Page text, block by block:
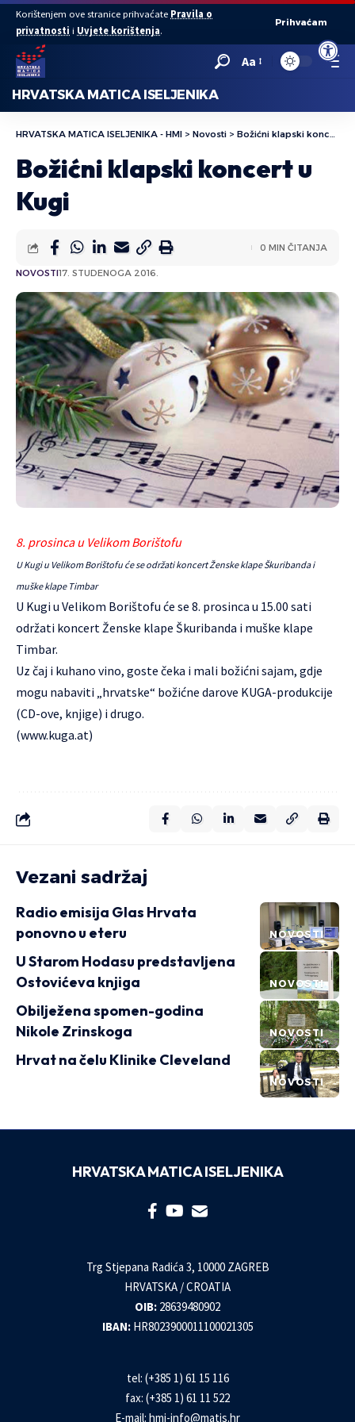
Open
Korištenjem ove stranice prihvaćate Pravila o
privatnosti i Uvjete korištenja.
Prihvaćam
Aa
HRVATSKA MATICA ISELJENIKA
HRVATSKA MATICA ISELJENIKA - HMI > Novosti > Božićni klapski koncert u Kugi
Božićni klapski koncert u
Kugi
NOVOSTI17. STUDENOGA 2016.
0 MIN ČITANJA
8. prosinca u Velikom Borištofu
U Kugi u Velikom Borištofu će se održati koncert Ženske klape Škuribanda i
muške klape Timbar
U Kugi u Velikom Borištofu će se 8. prosinca u 15.00 sati
održati koncert Ženske klape Škuribanda i muške klape
Timbar.
Uz čaj i kuhano vino, goste čeka i mali božićni sajam, gdje
mogu nabaviti „hrvatske“ božićne darove KUGA-produkcije
(CD-ove, knjige) i drugo.
(www.kuga.at)
Vezani sadržaj
NOVOSTI
Radio emisija Glas Hrvata
ponovno u eteru
NOVOSTI
U Starom Hodasu predstavljena
Ostovićeva knjiga
NOVOSTI
Obilježena spomen-godina
Nikole Zrinskoga
NOVOSTI
Hrvat na čelu Klinike Cleveland
HRVATSKA MATICA ISELJENIKA
Trg Stjepana Radića 3, 10000 ZAGREB
HRVATSKA / CROATIA
OIB: 28639480902
IBAN: HR8023900011100021305
tel: (+385 1) 61 15 116
fax: (+385 1) 61 11 522
E-mail: hmi-info@matis.hr